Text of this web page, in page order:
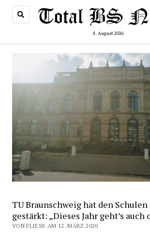
8. August 2026
TU Braunschweig hat den
gestärkt: „Dieses Jahr geht’s auch
VON FLIESE AM 12. MÄRZ 2020